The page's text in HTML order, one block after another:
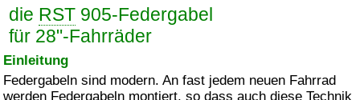
die RST 905-Federgabel
für 28"-Fahrräder
Einleitung
Federgabeln sind modern. An fast jedem neuen Fahrrad
werden Federgabeln montiert, so dass auch diese Technik